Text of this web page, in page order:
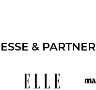
& PARTNER